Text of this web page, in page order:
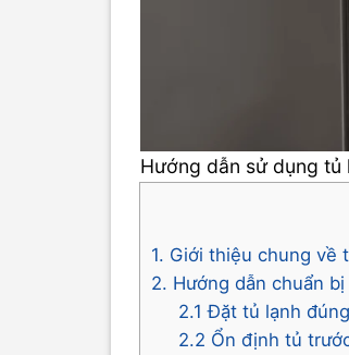
Hướng dẫn sử dụng tủ
1. Giới thiệu chung về
2. Hướng dẫn chuẩn
2.1 Đặt tủ lạnh
2.2 Ổn định tủ